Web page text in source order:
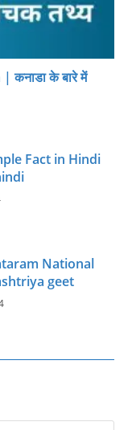
के बारे में
Fact in Hindi
National
geet